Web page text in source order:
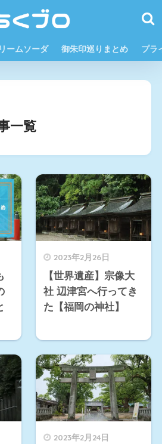
ームソーダ 御朱印巡りまとめ プラ
一覧
2023年2月26日
【世界遺産】宗像大
社 辺津宮へ行ってき
た【福岡の神社】
2023年2月24日